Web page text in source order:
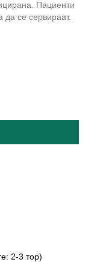
Пациенти
се сервираат.
2-3 тор)